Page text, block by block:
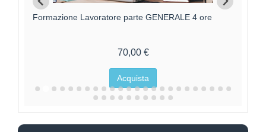
Formazione Lavoratore parte GENERALE 4 ore
70,00 €
Acquista